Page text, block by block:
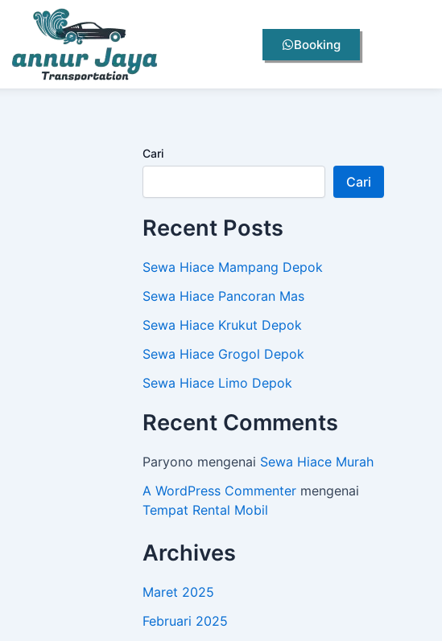
Booking
Cari
Cari
Recent Posts
Sewa Hiace Mampang Depok
Sewa Hiace Pancoran Mas
Sewa Hiace Krukut Depok
Sewa Hiace Grogol Depok
Sewa Hiace Limo Depok
Recent Comments
Paryono mengenai Sewa Hiace Murah
A WordPress Commenter mengenai
Tempat Rental Mobil
Archives
Maret 2025
Februari 2025